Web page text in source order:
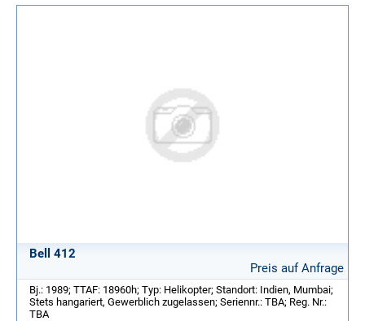
Bell 412
Preis auf Anfrage
Bj.: 1989; TTAF: 18960h; Typ: Helikopter; Standort: Indien, Mumbai;
Stets hangariert, Gewerblich zugelassen; Seriennr.: TBA; Reg. Nr.:
TBA